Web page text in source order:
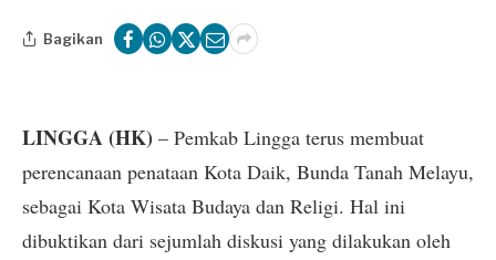
Bagikan
LINGGA (HK) – Pemkab Lingga terus membuat
perencanaan penataan Kota Daik, Bunda Tanah Melayu,
sebagai Kota Wisata Budaya dan Religi. Hal ini
dibuktikan dari sejumlah diskusi yang dilakukan oleh